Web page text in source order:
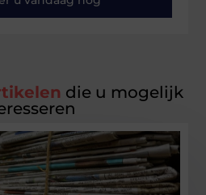
die u mogelijk